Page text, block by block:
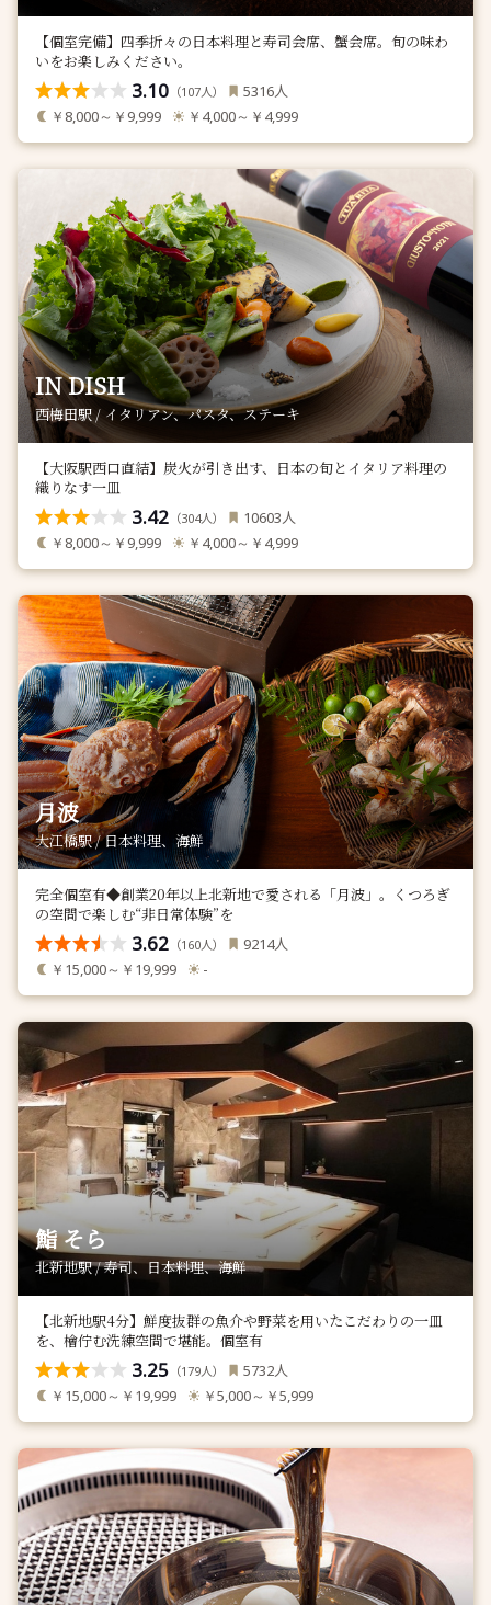
【個室完備】四季折々の日本料理と寿司会席、蟹会席。旬の味わ
いをお楽しみください。
3.10 （107人） 5316人
￥8,000～￥9,999 ￥4,000～￥4,999
IN DISH
西梅田駅 / イタリアン、パスタ、ステーキ
【大阪駅西口直結】炭火が引き出す、日本の旬とイタリア料理の
織りなす一皿
3.42 （304人） 10603人
￥8,000～￥9,999 ￥4,000～￥4,999
月波
大江橋駅 / 日本料理、海鮮
完全個室有◆創業20年以上北新地で愛される「月波」。くつろぎ
の空間で楽しむ“非日常体験”を
3.62 （160人） 9214人
￥15,000～￥19,999 -
鮨 そら
北新地駅 / 寿司、日本料理、海鮮
【北新地駅4分】鮮度抜群の魚介や野菜を用いたこだわりの一皿
を、檜佇む洗練空間で堪能。個室有
3.25 （179人） 5732人
￥15,000～￥19,999 ￥5,000～￥5,999